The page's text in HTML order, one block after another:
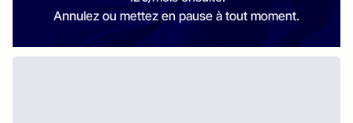
Annulez ou mettez en pause à tout moment.